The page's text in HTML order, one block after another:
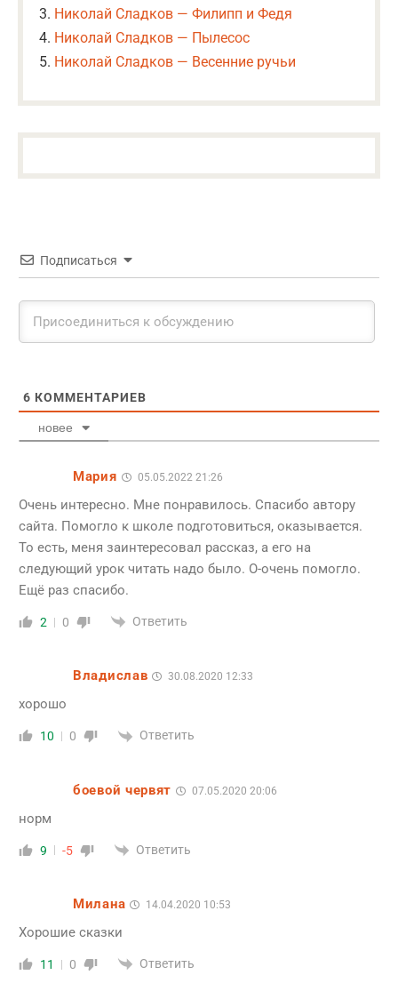
Николай Сладков — Филипп и Федя
Николай Сладков — Пылесос
Николай Сладков — Весенние ручьи
Подписаться
6 КОММЕНТАРИЕВ
новее
Мария 05.05.2022 21:26
Очень интересно. Мне понравилось. Спасибо автору
сайта. Помогло к школе подготовиться, оказывается.
То есть, меня заинтересовал рассказ, а его на
следующий урок читать надо было. О-очень помогло.
Ещё раз спасибо.
2 0 Ответить
Владислав 30.08.2020 12:33
хорошо
10 0 Ответить
боевой червят 07.05.2020 20:06
норм
9 -5 Ответить
Милана 14.04.2020 10:53
Хорошие сказки
11 0 Ответить